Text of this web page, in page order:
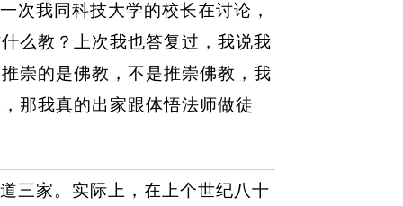
次我同科技大学的校长在讨论，
么教？上次我也答复过，我说我
崇的是佛教，不是推崇佛教，我
那我真的出家跟体悟法师做徒
三家。实际上，在上个世纪八十